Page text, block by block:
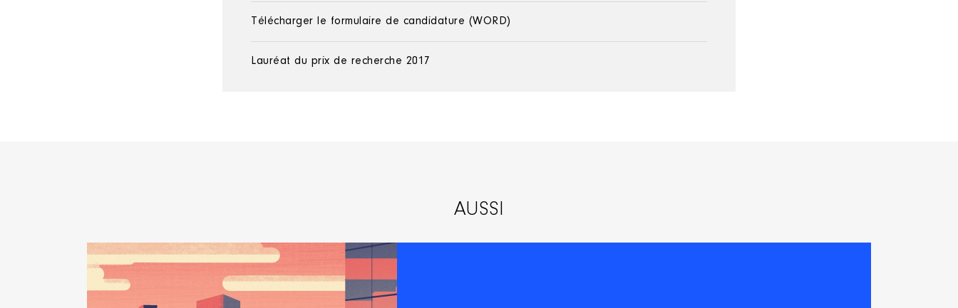
Télécharger le formulaire de candidature (WORD)
Lauréat du prix de recherche 2017
AUSSI